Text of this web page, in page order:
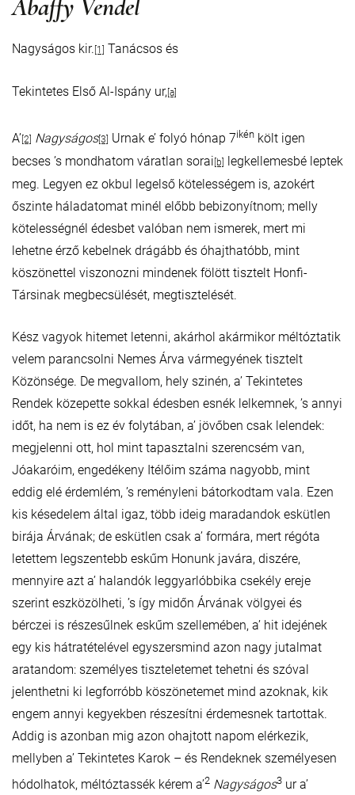
Abaffy Vendel
Nagyságos kir. [1] Tanácsos és
Tekintetes Első Al-Ispány ur, [a]
A’ [2] Nagyságos[3] Urnak e’ folyó hónap 7ikén költ igen
becses ’s mondhatom váratlan sorai [b]
legkellemesbé leptek
meg. Legyen ez okbul legelső kötelességem is, azokért
őszinte háladatomat minél előbb bebizonyítnom; melly
kötelességnél édesbet valóban nem ismerek, mert mi
lehetne érző kebelnek drágább és óhajthatóbb, mint
köszönettel viszonozni mindenek fölött tisztelt Honfi-
Társinak megbecsülését, megtisztelését.
Kész vagyok hitemet letenni, akárhol akármikor méltóztatik
velem parancsolni Nemes Árva vármegyének tisztelt
Közönsége. De megvallom, hely szinén, a’ Tekintetes
Rendek közepette sokkal édesben esnék lelkemnek, ’s annyi
időt, ha nem is ez év folytában, a’ jövőben csak lelendek:
megjelenni ott, hol mint tapasztalni szerencsém van,
Jóakaróim, engedékeny Itélőim száma nagyobb, mint
eddig elé érdemlém, ’s reményleni bátorkodtam vala. Ezen
kis késedelem által igaz, több ideig maradandok eskütlen
birája Árvának; de eskütlen csak a’ formára, mert régóta
letettem legszentebb eskűm Honunk javára, diszére,
mennyire azt a’ halandók leggyarlóbbika csekély ereje
szerint eszközölheti, ’s így midőn Árvának völgyei és
bérczei is részesűlnek eskűm szellemében, a’ hit idejének
egy kis hátratételével egyszersmind azon nagy jutalmat
aratandom: személyes tiszteletemet tehetni és szóval
jelenthetni ki legforróbb köszönetemet mind azoknak, kik
engem annyi kegyekben részesítni érdemesnek tartottak.
Addig is azonban mig azon ohajtott napom elérkezik,
mellyben a’ Tekintetes Karok – és Rendeknek személyesen
hódolhatok, méltóztassék kérem a’2 Nagyságos3 ur a’